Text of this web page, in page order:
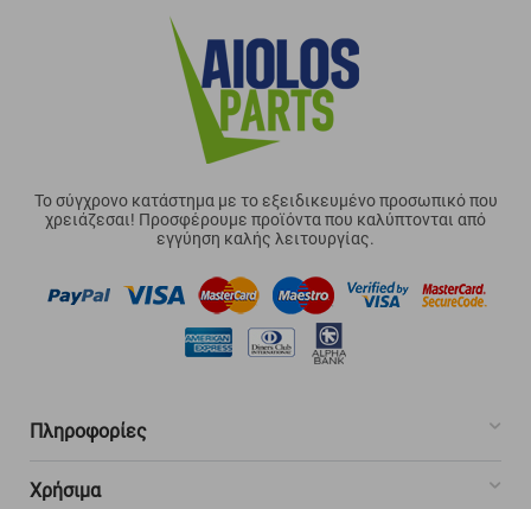
Το σύγχρονο κατάστημα με το εξειδικευμένο προσωπικό που
χρειάζεσαι! Προσφέρουμε προϊόντα που καλύπτονται από
εγγύηση καλής λειτουργίας.
Πληροφορίες
Χρήσιμα